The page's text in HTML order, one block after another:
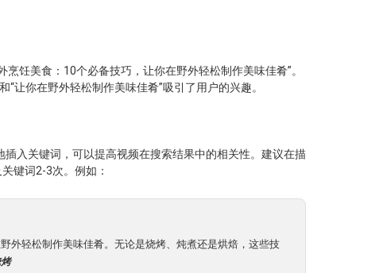
饪美食：10个必备技巧，让你在野外轻松制作美味佳肴”。
让你在野外轻松制作美味佳肴”吸引了用户的兴趣。
入关键词，可以提高视频在搜索结果中的相关性。建议在描
键词2-3次。例如：
外轻松制作美味佳肴。无论是烧烤、炖煮还是烘焙，这些技